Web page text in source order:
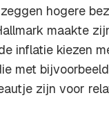
hogere
maakte
inflatie kiezen
met
zijn voor